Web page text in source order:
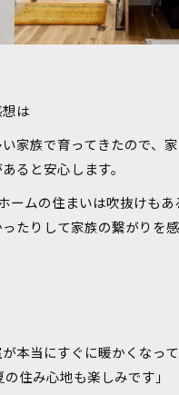
は
い家族で育ってきたので、
ると安心します。
ームの住まいは吹抜けも
たりして家族の繋がりを
本当にすぐに暖かくなっ
の住み心地も楽しみです」